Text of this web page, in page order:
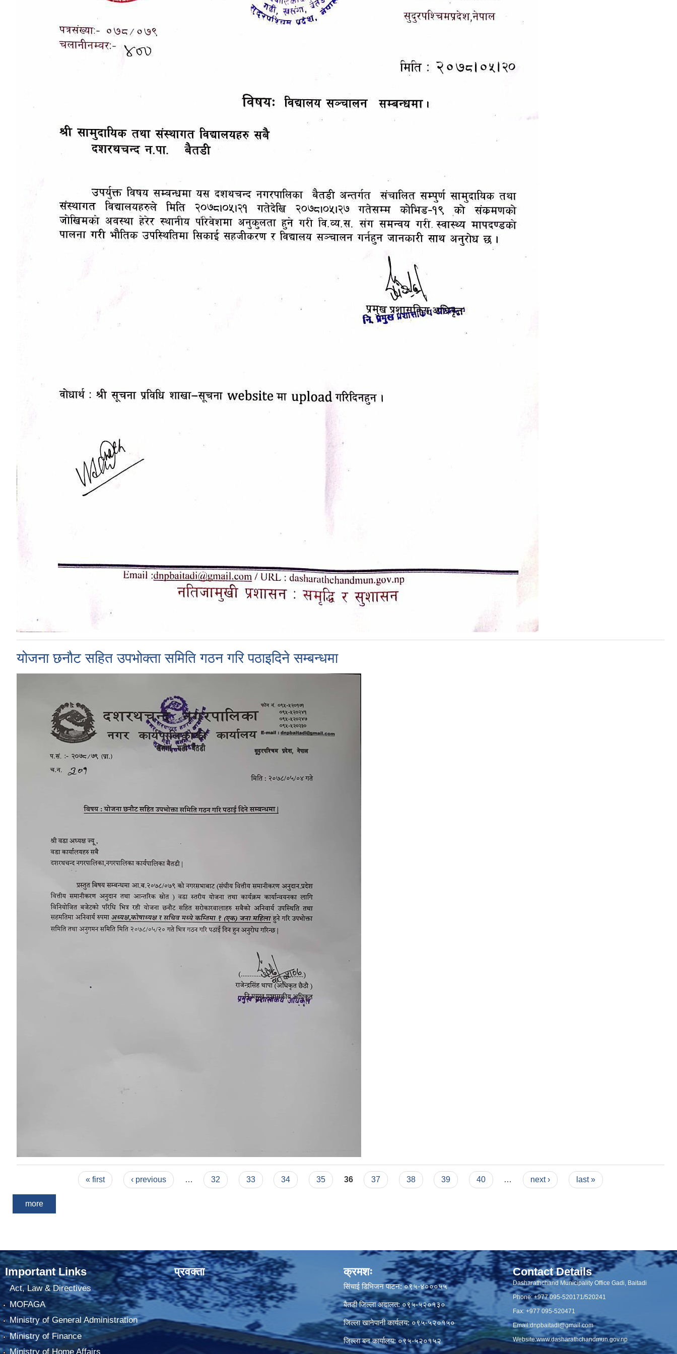
योजना छनाैट सहित उपभोक्ता समिति गठन गरि पठाइदिने सम्बन्धमा
« first ‹ previous … 32 33 34 35 36 37 38 39 40 … next › last »
more
Important Links
Act, Law & Directives
MOFAGA
Ministry of General Administration
Ministry of Finance
Ministry of Home Affairs
प्रवक्ता क्रमशः
सिंचाई डिभिजन पाटन: ०९५-४०००५५
बैतडी जिल्ला अदालत: ०९५-५२०१३०
जिल्ला खानेपानी कार्यलय: ०९५-५२०१५०
जिल्ला बन कार्यालय: ०९५-५२०१५२
Contact Details
Dasharathchand Municipality Office Gadi, Baitadi
Phone: +977 095-520171/520241
Fax: +977 095-520471
Email:dnpbaitadi@gmail.com
Website:www.dasharathchandmun.gov.np